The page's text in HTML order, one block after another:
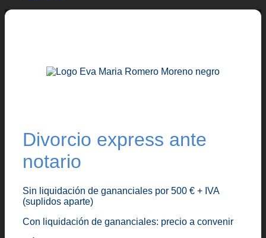
Divorcio express ante
notario
Sin liquidación de gananciales por 500 € + IVA
(suplidos aparte)
Con liquidación de gananciales: precio a convenir